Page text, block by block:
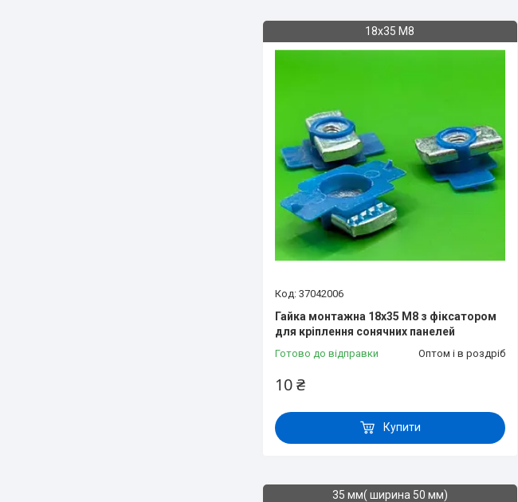
18х35 М8
37042006
Гайка монтажна 18х35 М8 з фіксатором
для кріплення сонячних панелей
Готово до відправки Оптом і в роздріб
10 ₴
Купити
35 мм( ширина 50 мм)